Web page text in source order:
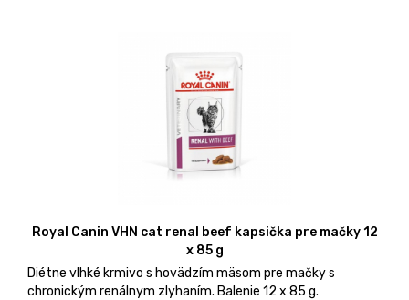
Royal Canin VHN cat renal beef kapsička pre mačky 12
x 85 g
Diétne vlhké krmivo s hovädzím mäsom pre mačky s
chronickým renálnym zlyhaním. Balenie 12 x 85 g.